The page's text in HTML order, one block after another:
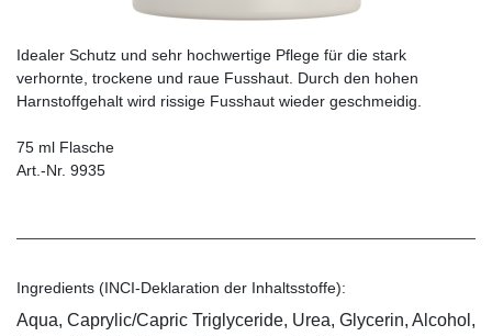
Idealer Schutz und sehr hochwertige Pflege für die stark
verhornte, trockene und raue Fusshaut. Durch den hohen
Harnstoffgehalt wird rissige Fusshaut wieder geschmeidig.
75 ml Flasche
Art.-Nr. 9935
Ingredients (INCI-Deklaration der Inhaltsstoffe):
Aqua, Caprylic/Capric Triglyceride, Urea, Glycerin, Alcohol,